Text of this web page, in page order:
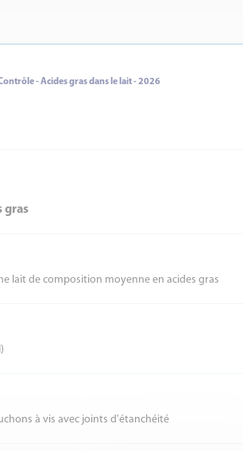
- Acides gras dans le lait - 2026
gras
lait de composition moyenne en acides gras
à vis avec joints d'étanchéité